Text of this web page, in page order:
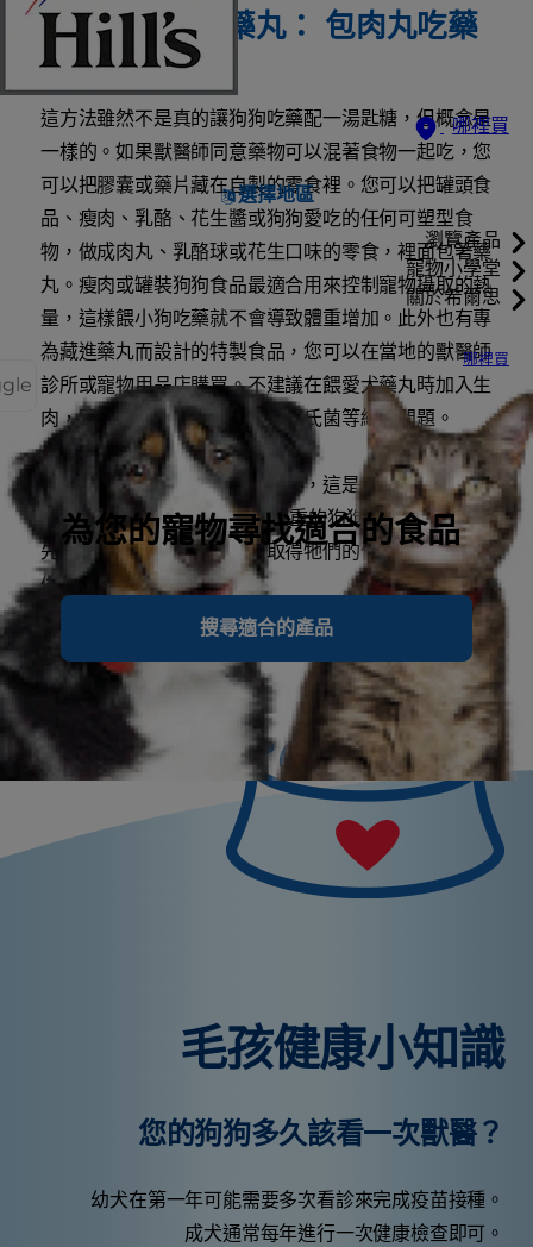
哪裡買
選擇地區
瀏覽產品
寵物小學堂
關於希爾思
哪裡買
為您的寵物尋找適合的食品
搜尋適合的產品
如何餵狗狗吃藥丸： 包肉丸吃藥
法
這方法雖然不是真的讓狗狗吃藥配一湯匙糖，但概念是
一樣的。如果獸醫師同意藥物可以混著食物一起吃，您
可以把膠囊或藥片藏在自製的零食裡。您可以把罐頭食
品、瘦肉、乳酪、花生醬或狗狗愛吃的任何可塑型食
物，做成肉丸、乳酪球或花生口味的零食，裡面包著藥
丸。瘦肉或罐裝狗狗食品最適合用來控制寵物攝取的熱
量，這樣餵小狗吃藥就不會導致體重增加。此外也有專
為藏進藥丸而設計的特製食品，您可以在當地的獸醫師
診所或寵物用品店購買。不建議在餵愛犬藥丸時加入生
肉，因為生肉本身可能會有沙門氏菌等細菌問題。
許多狗狗會開心吞下第一顆肉丸，這是給多數狗狗口服
藥丸最簡單的方法。 疑心比較重的狗狗，您可能必須
先給一個普通的無藥肉丸來取得牠們的信任，然後再偷
偷塞入藥丸。
毛孩健康小知識
您的狗狗多久該看一次獸醫？
幼犬在第一年可能需要多次看診來完成疫苗接種。
成犬通常每年進行一次健康檢查即可。